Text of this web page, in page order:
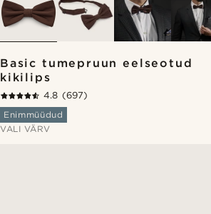
Basic tumepruun eelseotud
kikilips
4.8 (697)
Enimmüüdud
VALI VÄRV